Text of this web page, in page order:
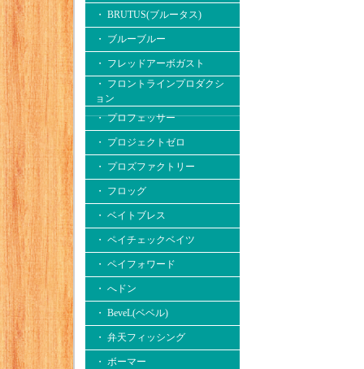
・ BRUTUS(ブルータス)
・ ブルーブルー
・ フレッドアーボガスト
・ フロントラインプロダクシ
ョン
・ プロフェッサー
・ プロジェクトゼロ
・ プロズファクトリー
・ フロッグ
・ ベイトブレス
・ ペイチェックベイツ
・ ペイフォワード
・ へドン
・ BeveL(ベベル)
・ 弁天フィッシング
・ ボーマー